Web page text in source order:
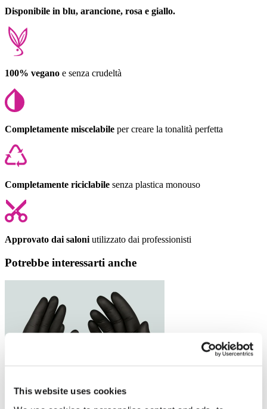
This website uses cookies
Disponibile in blu, arancione, rosa e giallo.
100% vegano e senza crudeltà
Completamente miscelabile per creare la tonalità perfetta
Completamente riciclabile senza plastica monouso
Approvato dai saloni utilizzato dai professionisti
Potrebbe interessarti anche